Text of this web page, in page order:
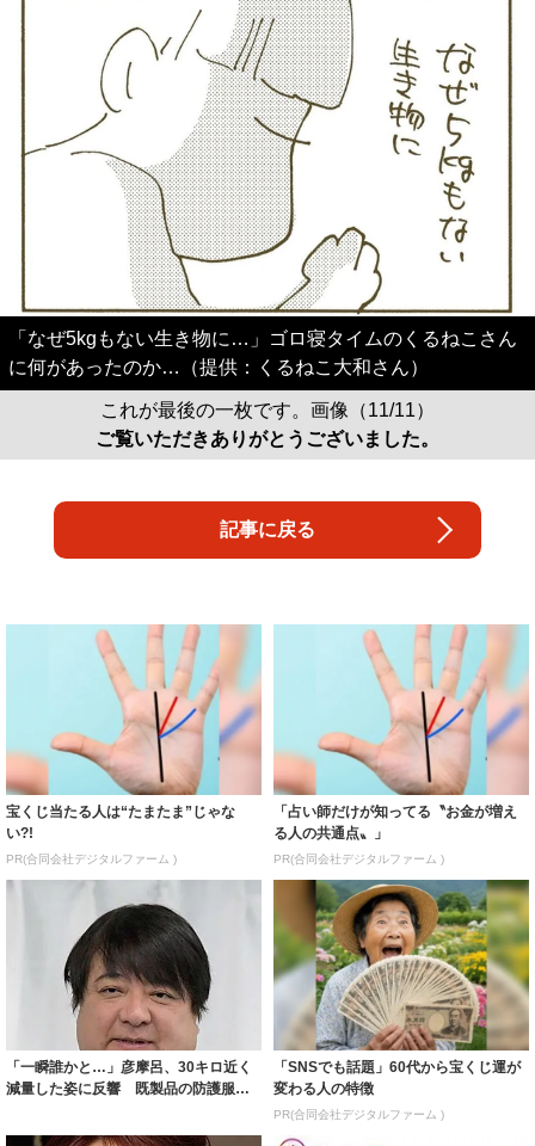
「なぜ5kgもない生き物に…」ゴロ寝タイムのくるねこさん
に何があったのか…（提供：くるねこ大和さん）
これが最後の一枚です。画像（11/11）
ご覧いただきありがとうございました。
記事に戻る
宝くじ当たる人は“たまたま”じゃな
い?!
PR(合同会社デジタルファーム )
「占い師だけが知ってる〝お金が増え
る人の共通点〟」
PR(合同会社デジタルファーム )
「一瞬誰かと…」彦摩呂、30キロ近く
減量した姿に反響 既製品の防護服が
「SNSでも話題」60代から宝くじ運が
変わる人の特徴
PR(合同会社デジタルファーム )